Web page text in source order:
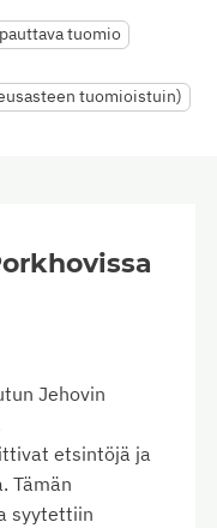
tuomio
tuomioistuin)
Jehovin
etsintöjä ja
Tämän
syytettiin